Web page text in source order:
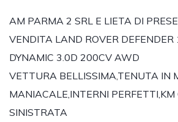
AM PARMA 2 SRL E LIETA DI
VENDITA LAND ROVER DEFENDER
DYNAMIC 3.0D 200CV AWD
VETTURA BELLISSIMA,TENUTA IN
MANIACALE,INTERNI PERFETTI,KM
SINISTRATA